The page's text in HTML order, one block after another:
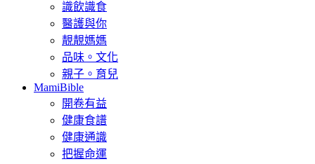
識飲識食
醫護與你
靚靚媽媽
品味。文化
親子。育兒
MamiBible
開卷有益
健康食譜
健康通識
把握命運